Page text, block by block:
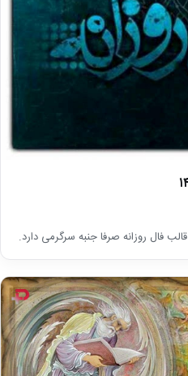
فال روزانه صرفا جنبه سرگرمی دارد.